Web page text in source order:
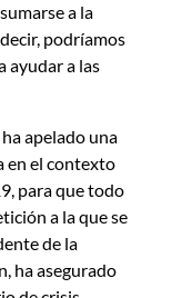
a la
podríamos
ayudar a las
apelado una
en el contexto
para que todo
a la que se
de la
ha asegurado